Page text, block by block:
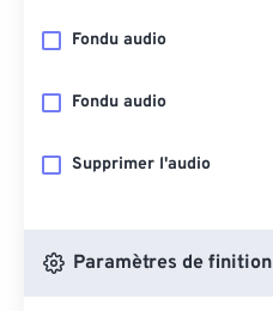
Fondu audio
Fondu audio
Supprimer l'audio
Paramètres de finition